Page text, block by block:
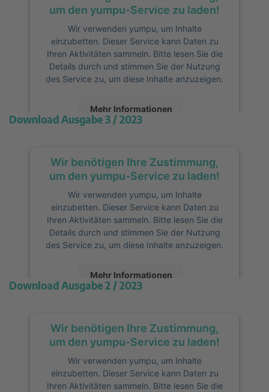
Management Platform&eRecht24
um den yumpu-Service zu laden!
Wir verwenden yumpu, um Inhalte
einzubetten. Dieser Service kann Daten zu
Ihren Aktivitäten sammeln. Bitte lesen Sie die
Details durch und stimmen Sie der Nutzung
des Service zu, um diese Inhalte anzuzeigen.
Mehr Informationen
powered byUsercentrics Consent
Management Platform&eRecht24
Download Ausgabe 3 / 2023
Wir benötigen Ihre Zustimmung,
um den yumpu-Service zu laden!
Wir verwenden yumpu, um Inhalte
einzubetten. Dieser Service kann Daten zu
Ihren Aktivitäten sammeln. Bitte lesen Sie die
Details durch und stimmen Sie der Nutzung
des Service zu, um diese Inhalte anzuzeigen.
Mehr Informationen
powered byUsercentrics Consent
Management Platform&eRecht24
Download Ausgabe 2 / 2023
Wir benötigen Ihre Zustimmung,
um den yumpu-Service zu laden!
Wir verwenden yumpu, um Inhalte
einzubetten. Dieser Service kann Daten zu
Ihren Aktivitäten sammeln. Bitte lesen Sie die